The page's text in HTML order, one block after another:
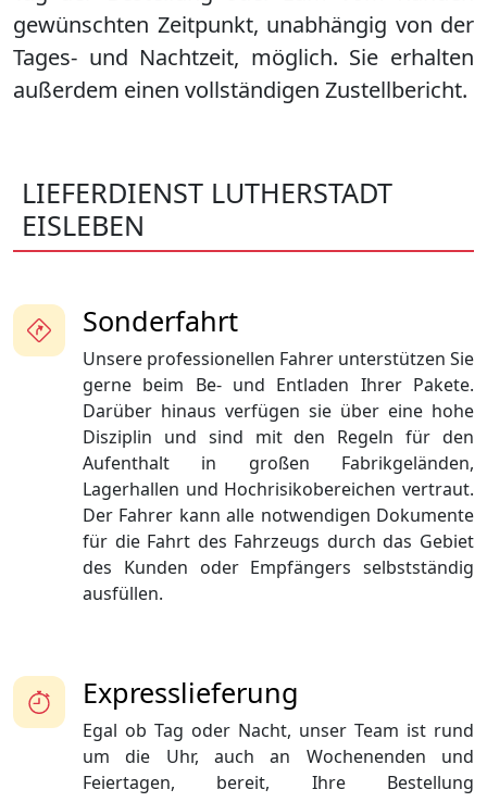
gewünschten Zeitpunkt, unabhängig von der
Tages- und Nachtzeit, möglich. Sie erhalten
außerdem einen vollständigen Zustellbericht.
LIEFERDIENST LUTHERSTADT
EISLEBEN
Sonderfahrt
Unsere professionellen Fahrer unterstützen Sie
gerne beim Be- und Entladen Ihrer Pakete.
Darüber hinaus verfügen sie über eine hohe
Disziplin und sind mit den Regeln für den
Aufenthalt in großen Fabrikgeländen,
Lagerhallen und Hochrisikobereichen vertraut.
Der Fahrer kann alle notwendigen Dokumente
für die Fahrt des Fahrzeugs durch das Gebiet
des Kunden oder Empfängers selbstständig
ausfüllen.
Expresslieferung
Egal ob Tag oder Nacht, unser Team ist rund
um die Uhr, auch an Wochenenden und
Feiertagen, bereit, Ihre Bestellung